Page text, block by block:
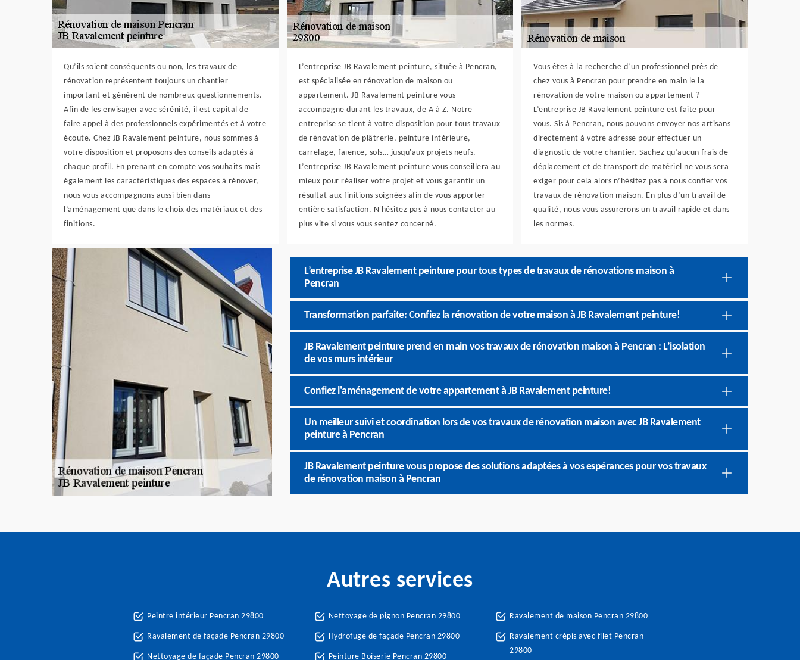
Qu’ils soient conséquents ou non, les travaux de
rénovation représentent toujours un chantier
important et génèrent de nombreux questionnements.
Afin de les envisager avec sérénité, il est capital de
faire appel à des professionnels expérimentés et à votre
écoute. Chez JB Ravalement peinture, nous sommes à
votre disposition et proposons des conseils adaptés à
chaque profil. En prenant en compte vos souhaits mais
également les caractéristiques des espaces à rénover,
nous vous accompagnons aussi bien dans
l’aménagement que dans le choix des matériaux et des
finitions.
L’entreprise JB Ravalement peinture, située à Pencran,
est spécialisée en rénovation de maison ou
appartement. JB Ravalement peinture vous
accompagne durant les travaux, de A à Z. Notre
entreprise se tient à votre disposition pour tous travaux
de rénovation de plâtrerie, peinture intérieure,
carrelage, faïence, sols… jusqu'aux projets neufs.
L’entreprise JB Ravalement peinture vous conseillera au
mieux pour réaliser votre projet et vous garantir un
résultat aux finitions soignées afin de vous apporter
entière satisfaction. N'hésitez pas à nous contacter au
plus vite si vous vous sentez concerné.
Vous êtes à la recherche d’un professionnel près de
chez vous à Pencran pour prendre en main le la
rénovation de votre maison ou appartement ?
L’entreprise JB Ravalement peinture est faite pour
vous. Sis à Pencran, nous pouvons envoyer nos artisans
directement à votre adresse pour effectuer un
diagnostic de votre chantier. Sachez qu’aucun frais de
déplacement et de transport de matériel ne vous sera
exiger pour cela alors n’hésitez pas à nous confier vos
travaux de rénovation maison. En plus d’un travail de
qualité, nous vous assurerons un travail rapide et dans
les normes.
L’entreprise JB Ravalement peinture pour tous types de travaux de rénovations maison à
Pencran
Transformation parfaite: Confiez la rénovation de votre maison à JB Ravalement peinture!
JB Ravalement peinture prend en main vos travaux de rénovation maison à Pencran : L’isolation
de vos murs intérieur
Confiez l'aménagement de votre appartement à JB Ravalement peinture!
Un meilleur suivi et coordination lors de vos travaux de rénovation maison avec JB Ravalement
peinture à Pencran
JB Ravalement peinture vous propose des solutions adaptées à vos espérances pour vos travaux
de rénovation maison à Pencran
Autres services
Peintre intérieur Pencran 29800
Ravalement de façade Pencran 29800
Nettoyage de façade Pencran 29800
Nettoyage de pignon Pencran 29800
Hydrofuge de façade Pencran 29800
Peinture Boiserie Pencran 29800
Ravalement de maison Pencran 29800
Ravalement crépis avec filet Pencran
29800